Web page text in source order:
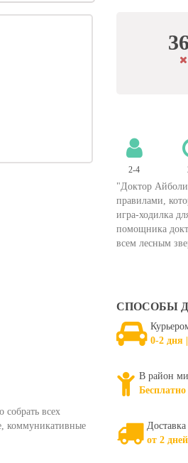
собрать всех
коммуникативные
2-4
"Доктор
правилами,
игра-ходилка
помощника
всем лесным
СПОСОБЫ
0-2 дня
В район
Бесплатно
от 2